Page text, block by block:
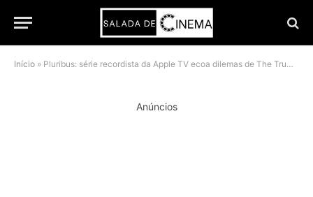
Início » Pluribus: série recordista da Apple TV ecoa dilemas de The Truman Show
Anúncios